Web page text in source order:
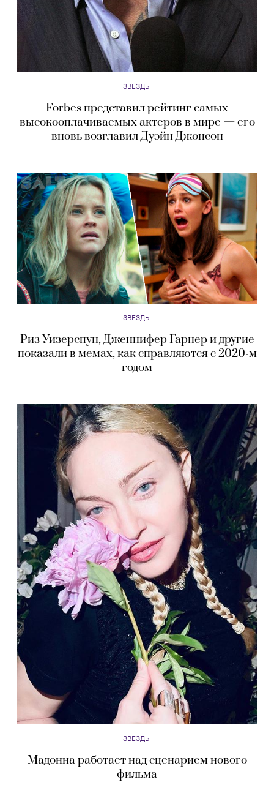
ЗВЕЗДЫ
Forbes представил рейтинг самых
высокооплачиваемых актеров в мире — его
вновь возглавил Дуэйн Джонсон
ЗВЕЗДЫ
Риз Уизерспун, Дженнифер Гарнер и другие
показали в мемах, как справляются с 2020-м
годом
ЗВЕЗДЫ
Мадонна работает над сценарием нового
фильма